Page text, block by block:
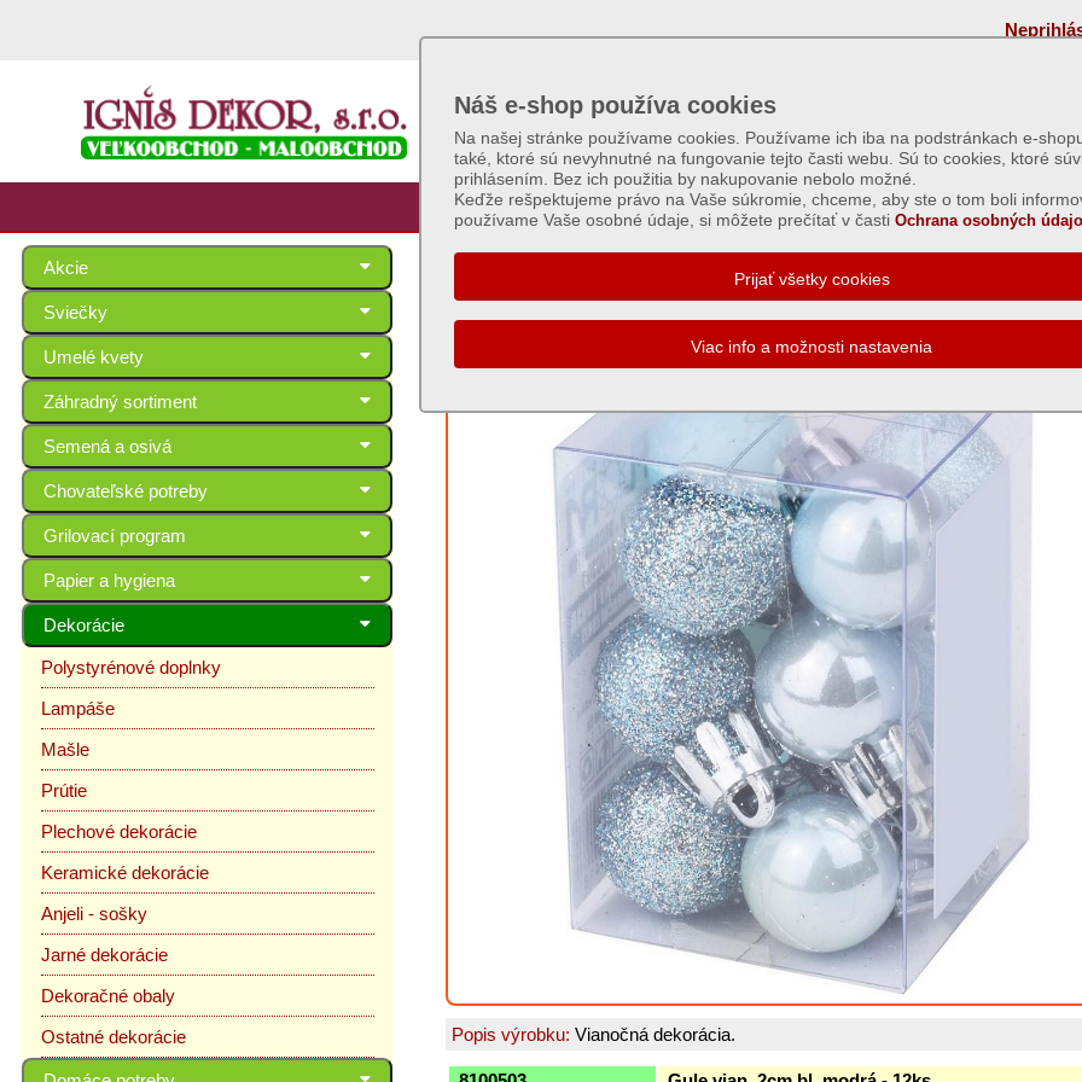
Náš e-shop používa cookies
Na našej stránke používame cookies. Používame ich iba na podstránkach e-
také, ktoré sú nevyhnutné na fungovanie tejto časti webu. Sú to cookies, ktoré
prihlásením. Bez ich použitia by nakupovanie nebolo možné.
Keďže rešpektujeme právo na Vaše súkromie, chceme, aby ste o tom boli
používame Vaše osobné údaje, si môžete prečítať v časti Ochrana osobných
Akcie
Sviečky
Umelé kvety
Záhradný sortiment
Semená a osivá
Chovateľské potreby
Grilovací program
Papier a hygiena
Dekorácie
Polystyrénové doplnky
Lampáše
Mašle
Prútie
Plechové dekorácie
Keramické dekorácie
Anjeli - sošky
Jarné dekorácie
Dekoračné obaly
Ostatné dekorácie
Gule vian. 2cm bl. modrá - 12ks
Popis výrobku:Vianočná dekorácia.